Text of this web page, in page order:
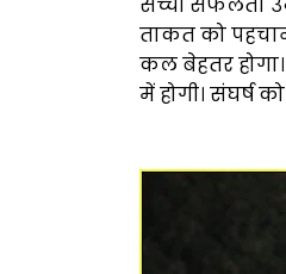
ताकत को
कल बेहतर
में होगी। संघर्ष